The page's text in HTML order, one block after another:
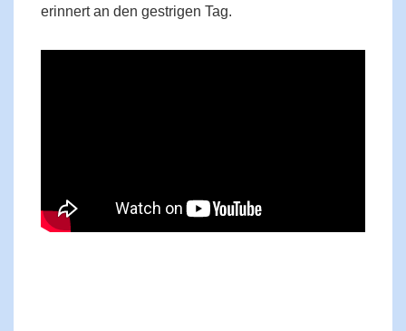
erinnert an den gestrigen Tag.